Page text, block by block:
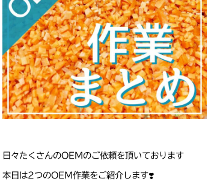
日々たくさんのOEMのご依頼を頂いております
本日は2つのOEM作業をご紹介します❣️